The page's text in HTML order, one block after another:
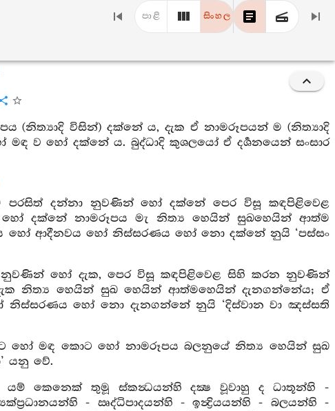
පාළි සිංහල
(නිත්‍යාදි විසින්) දක්නේ ය, දැක ඒ නාමරූපයන් ම (නිත්‍යාදි
ව හෝ දක්නේ ය. බුද්ධාදි කුශලයෝ ඒ දර්‍ශනයෙන් සංසාර
පරසිත් දන්නා නුවණින් හෝ දක්නේ පෙර විසූ කඳපිළිවෙළ
දක්නේ නාමරූපය මැ නිත්‍ය හෙයින් සුඛහෙයින් ආත්ම
හෝ ආදීනවය හෝ නිස්සරණය හෝ නො දක්නේ නුයි ‘පස්සං
නුවණින් හෝ දැක, පෙර විසූ කඳපිළිවෙළ සිහි කරන නුවණින්
නිත්‍ය හෙයින් සුඛ හෙයින් ආත්මහෙයින් දැනගන්නේය; ඒ
නිස්සරණය හෝ නො දැනගන්නේ නුයි ‘දිස්වාන වා ඤස්සති
හෝ මඳ කොට හෝ නාමරූපය බලනුයේ නිත්‍ය හෙයින් සුඛ
යනු වේ.
යම් කෙනෙක් තුමූ ස්කන්‍ධයන්හි දක්‍ෂ වූවාහු ද ධාතූන්හි -
- ඍද්ධිපාදයන්හි - ඉන්‍ද්‍රියයන්හි - බලයන්හි -